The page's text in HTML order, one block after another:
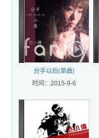
分手以后(单曲)
时间：2015-9-6